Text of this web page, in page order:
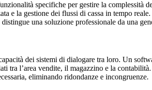
specifiche per gestire la complessità
e la gestione dei flussi di cassa in tempo
una soluzione professionale da una
dei sistemi di dialogare tra loro. Un
tra l’area vendite, il magazzino e la
eliminando ridondanze e incongruenze.